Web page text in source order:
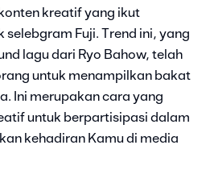
kreatif yang ikut
Fuji. Trend ini, yang
lagu dari Ryo Bahow, telah
untuk menampilkan bakat
Ini merupakan cara yang
untuk berpartisipasi dalam
kehadiran Kamu di media